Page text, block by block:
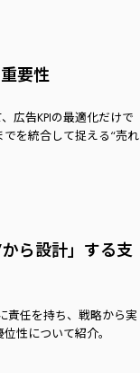
要性
広告KPIの最適化だけで
を統合して捉える“売れ
ら設計」する支
責任を持ち、戦略から実
性について紹介。